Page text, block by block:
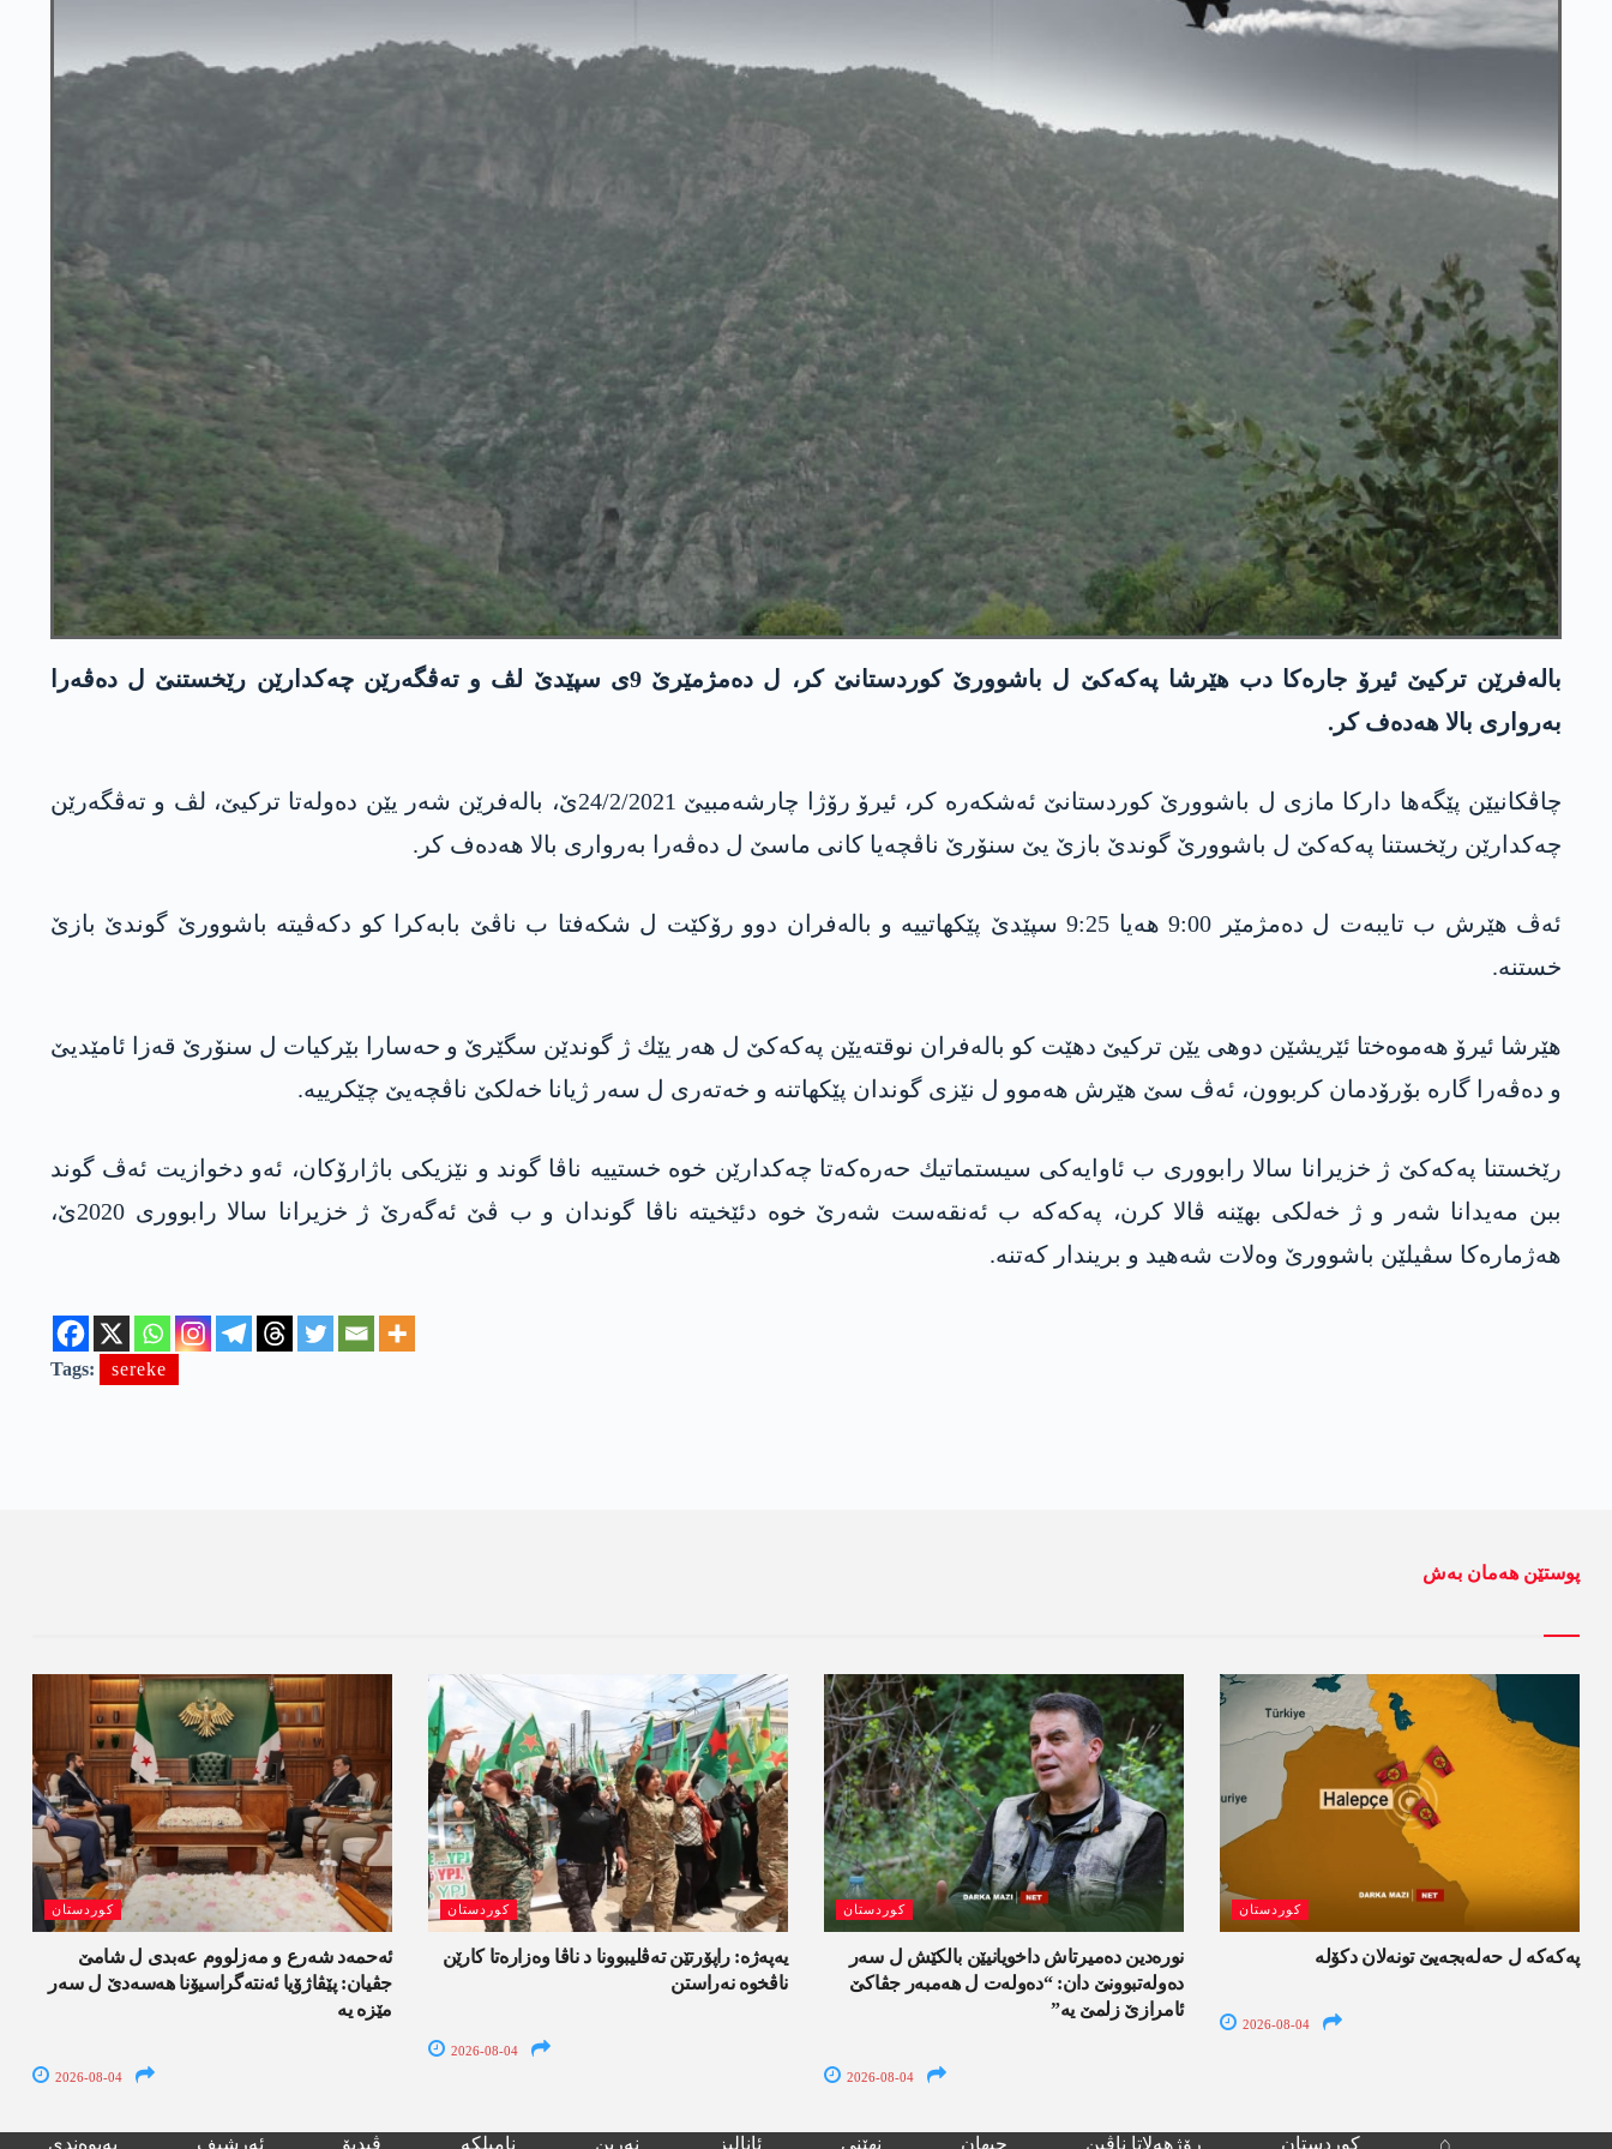
باله‌فرێن تركیێ ئیرۆ جاره‌كا دب هێرشا په‌كه‌كێ ل باشوورێ كوردستانێ كر، ل ده‌مژمێرێ 9ی سپێدێ لڤ و ته‌ڤگه‌رێن چه‌كدارێن رێخستنێ ل ده‌ڤه‌را
به‌رواری بالا هه‌ده‌ف كر.
چاڤكانیێن پێگه‌ها داركا مازی ل باشوورێ كوردستانێ ئه‌شكه‌ره‌ كر، ئیرۆ رۆژا چارشه‌مبیێ 24/2/2021ێ، باله‌فرێن شه‌ر یێن ده‌وله‌تا تركیێ، لڤ و ته‌ڤگه‌رێن
چه‌كدارێن رێخستنا په‌كه‌كێ ل باشوورێ گوندێ بازێ یێ سنۆرێ ناڤچه‌یا كانی ماسێ ل ده‌ڤه‌را به‌رواری بالا هه‌ده‌ف كر.
ئه‌ڤ هێرش ب تایبه‌ت ل ده‌مژمێر 9:00 هه‌یا 9:25 سپێدێ پێكهاتییه‌ و باله‌فران دوو رۆكێت ل شكه‌فتا ب ناڤێ بابه‌كرا كو دكه‌ڤیته‌ باشوورێ گوندێ بازێ
خستنه‌.
هێرشا ئیرۆ هه‌موه‌ختا ئێریشێن دوهی یێن تركیێ دهێت كو باله‌فران نوقته‌یێن په‌كه‌كێ ل هه‌ر یێك ژ گوندێن سگێرێ و حه‌سارا بێركیات ل سنۆرێ قه‌زا ئامێدیێ
و ده‌ڤه‌را گاره‌ بۆرۆدمان كربوون، ئه‌ڤ سێ هێرش هه‌موو ل نێزی گوندان پێكهاتنه‌ و خه‌ته‌ری ل سه‌ر ژیانا خه‌لكێ ناڤچه‌یێ چێكرییه‌.
رێخستنا په‌كه‌كێ ژ خزیرانا سالا رابووری ب ئاوایه‌كی سیستماتیك حه‌ره‌كه‌تا چه‌كدارێن خوه‌ خستییه‌ ناڤا گوند و نێزیكی باژارۆكان، ئه‌و دخوازیت‌ ئه‌ڤ گوند
ببن مه‌یدانا شه‌ر و ژ خه‌لكی بهێنه‌ ڤالا كرن، په‌كه‌كه‌ ب ئه‌نقه‌ست شه‌رێ خوه‌ دئێخیته‌ ناڤا گوندان و ب ڤێ ئه‌گه‌رێ ژ خزیرانا سالا رابووری 2020ێ،
هه‌ژماره‌كا‌ سڤیلێن باشوورێ وه‌لات شه‌هید و بریندار كه‌تنه‌.
Tags: sereke
پوستێن ھەمان بەش
کوردستان
ئەحمەد شەرع و مەزلووم عەبدی ل شامێ
جڤیان: پێڤاژۆیا ئەنتەگراسیۆنا ھەسەدێ ل سەر
مێزە یە
2026-08-04
کوردستان
یەپەژە: راپۆرتێن تەڤلیبوونا د ناڤا وەزارەتا کارێن
ناڤخوە نەراستن
2026-08-04
کوردستان
نورەدین دەمیرتاش داخویانیێن بالکێش ل سەر
دەولەتبوونێ دان: “دەولەت ل ھەمبەر جڤاکێ
ئامرازێ زلمێ یە”
2026-08-04
کوردستان
پەکەکە ل حەلەبجەیێ تونەلان دکۆلە
2026-08-04
پەیوەندی ئەرشیف ڤیدیۆ نامیلکە نەرین ئانالیز نھێنی جیھان رۆژھەلاتا ناڤین کوردستان ⌂